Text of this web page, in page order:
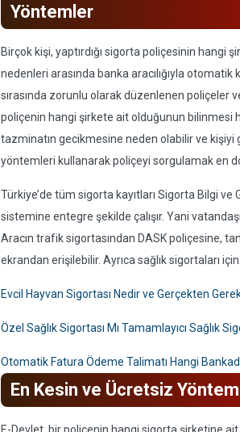
Yöntemler
Birçok kişi, yaptırdığı sigorta poliçesinin hangi
nedenleri arasında banka aracılığıyla
sırasında zorunlu olarak düzenlenen poliçeler
poliçenin hangi şirkete ait olduğunun bilinmesi
tazminatın gecikmesine neden olabilir ve kişiyi
yöntemleri kullanarak poliçeyi sorgulamak en
Türkiye’de tüm sigorta kayıtları Sigorta Bilgi
sistemine entegre şekilde çalışır. Yani
Aracın trafik sigortasından DASK poliçesine,
ekrandan erişilebilir. Ayrıca sağlık sigortaları
Evcil Hayvan Sigortası Nedir ve Gerçekten
Özel Sağlık Sigortası Mı Tamamlayıcı Sağlık
Otomatik Fatura Ödeme Talimatı Hangi
En Kesin ve Ücretsiz